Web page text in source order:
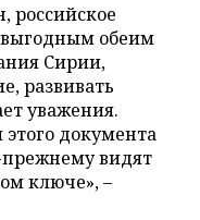
российское
выгодным обеим
Сирии,
развивать
уважения.
документа
прежнему видят
ключе», –